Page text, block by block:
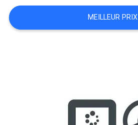
NOUVELLES
MEILLEUR PRIX